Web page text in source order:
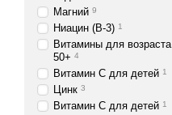
Магний 9
Ниацин (B-3) 1
Витамины для возраста
50+ 4
Витамин С для детей 1
Цинк 3
Витамин С для детей 1